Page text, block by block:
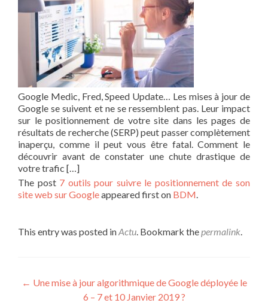
Google Medic, Fred, Speed Update… Les mises à jour de
Google se suivent et ne se ressemblent pas. Leur impact
sur le positionnement de votre site dans les pages de
résultats de recherche (SERP) peut passer complètement
inaperçu, comme il peut vous être fatal. Comment le
découvrir avant de constater une chute drastique de
votre trafic […]
The post 7 outils pour suivre le positionnement de son
site web sur Googleappeared first on BDM.
This entry was posted inActu. Bookmark thepermalink.
Post navigation
← Une mise à jour algorithmique de Google déployée le
6 – 7 et 10 Janvier 2019 ?